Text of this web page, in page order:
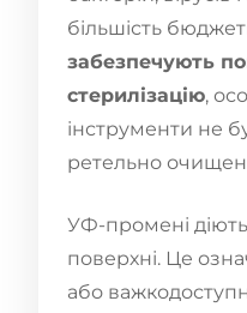
більшість
забезпечують
стерилізацію,
інструменти не
ретельно
УФ-промені діють
поверхні. Це
або